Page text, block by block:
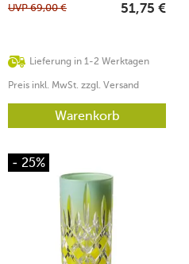
Lieferung in 1-2 Werktagen
UVP69,00 € 51,75 €
Preis inkl. MwSt. zzgl. Versand
Warenkorb
- 25%